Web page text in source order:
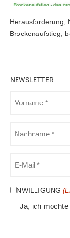
Herausforderung,
Brockenaufstieg,
NEWSLETTER
EINWILLIGUNG
Ja, ich möchte